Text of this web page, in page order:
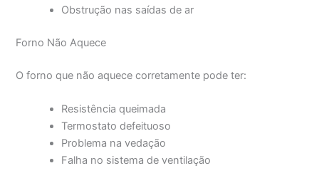
Obstrução nas saídas de ar
Forno Não Aquece
O forno que não aquece corretamente pode ter:
Resistência queimada
Termostato defeituoso
Problema na vedação
Falha no sistema de ventilação